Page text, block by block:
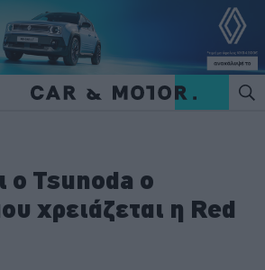
ο Tsunoda o
χρειάζεται η Red